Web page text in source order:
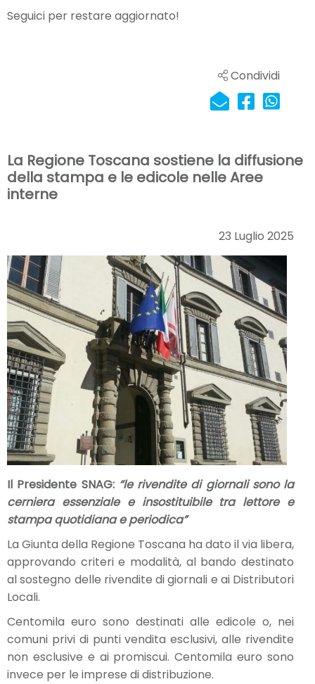
Seguici per restare aggiornato!
Condividi
La Regione Toscana sostiene la diffusione
della stampa e le edicole nelle Aree
interne
23 Luglio 2025
Il Presidente SNAG: “le rivendite di giornali sono la
cerniera essenziale e insostituibile tra lettore e
stampa quotidiana e periodica”
La Giunta della Regione Toscana ha dato il via libera,
approvando criteri e modalità, al bando destinato
al sostegno delle rivendite di giornali e ai Distributori
Locali.
Centomila euro sono destinati alle edicole o, nei
comuni privi di punti vendita esclusivi, alle rivendite
non esclusive e ai promiscui. Centomila euro sono
invece per le imprese di distribuzione.